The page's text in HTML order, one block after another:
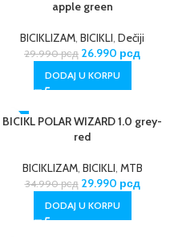
apple green
BICIKLIZAM, BICIKLI, Dečiji
29.990рсд 26.990 рсд
DODAJ U KORPU
-14%
BICIKL POLAR WIZARD 1.0 grey-
red
BICIKLIZAM, BICIKLI, MTB
34.990рсд 29.990 рсд
DODAJ U KORPU